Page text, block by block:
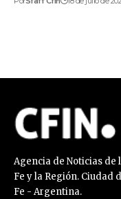
Agencia de Noticias de
Fe y la Región. Ciudad
Fe - Argentina.